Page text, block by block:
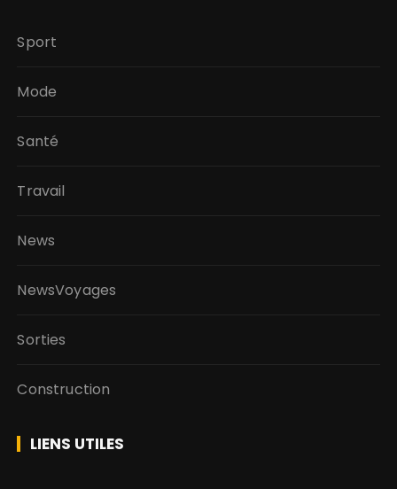
Sport
Mode
Santé
Travail
News
NewsVoyages
Sorties
Construction
LIENS UTILES